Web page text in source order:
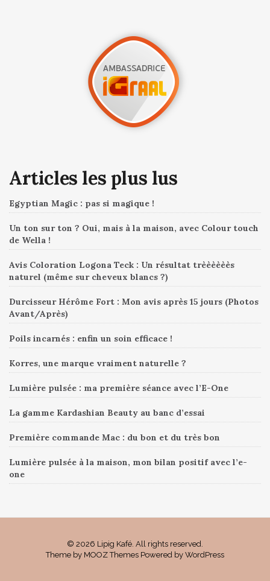
Articles les plus lus
Egyptian Magic : pas si magique !
Un ton sur ton ? Oui, mais à la maison, avec Colour touch
de Wella !
Avis Coloration Logona Teck : Un résultat trèèèèèès
naturel (même sur cheveux blancs ?)
Durcisseur Hérôme Fort : Mon avis après 15 jours (Photos
Avant/Après)
Poils incarnés : enfin un soin efficace !
Korres, une marque vraiment naturelle ?
Lumière pulsée : ma première séance avec l’E-One
La gamme Kardashian Beauty au banc d’essai
Première commande Mac : du bon et du très bon
Lumière pulsée à la maison, mon bilan positif avec l’e-
one
© 2026 Lipig Kafé. All rights reserved.
Theme by MOOZ Themes Powered by WordPress